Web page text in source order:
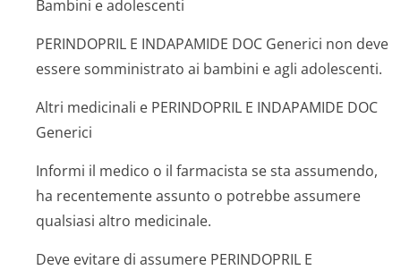
Bambini e adolescenti
PERINDOPRIL E INDAPAMIDE DOC Generici non deve
essere somministrato ai bambini e agli adolescenti.
Altri medicinali e PERINDOPRIL E INDAPAMIDE DOC
Generici
Informi il medico o il farmacista se sta assumendo,
ha recentemente assunto o potrebbe assumere
qualsiasi altro medicinale.
Deve evitare di assumere PERINDOPRIL E